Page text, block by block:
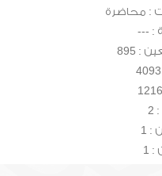
: محاضرة
: ---
: 895
: 1
1